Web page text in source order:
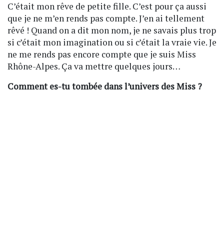
C’était mon rêve de petite fille. C’est pour ça aussi
que je ne m’en rends pas compte. J’en ai tellement
rêvé ! Quand on a dit mon nom, je ne savais plus trop
si c’était mon imagination ou si c’était la vraie vie. Je
ne me rends pas encore compte que je suis Miss
Rhône-Alpes. Ça va mettre quelques jours…
Comment es-tu tombée dans l’univers des Miss ?